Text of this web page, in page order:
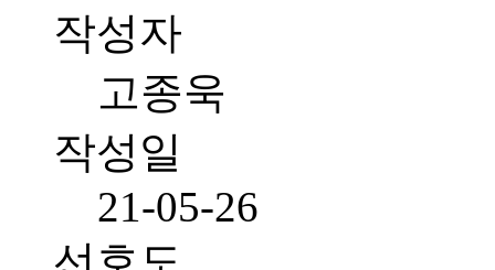
작성자
고종욱
작성일
21-05-26